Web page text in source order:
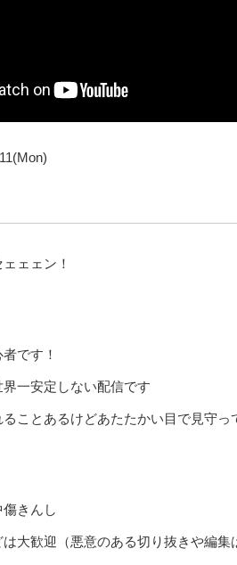
ェェン！
です！
一安定しない配信です
ことあるけどあたたかい目で見守っ
傷きんし
は大歓迎（悪意のある切り抜きや編集